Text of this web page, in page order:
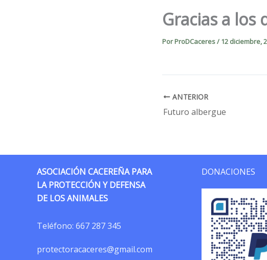
Gracias a
PorProDCaceres/ 12 diciembre,
ANTERIOR
Futuro albergue
ASOCIACIÓN CACEREÑA PARA
LA PROTECCIÓN Y DEFENSA
DE LOS ANIMALES
Teléfono: 667 287 345
protectoracaceres@gmail.com
DONACIONES